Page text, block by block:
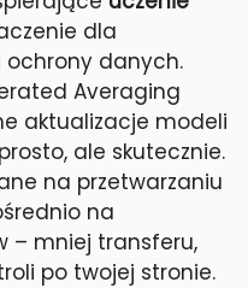
dla
ochrony danych.
Averaging
aktualizacje modeli
ale skutecznie.
na przetwarzaniu
na
– mniej transferu,
po twojej stronie.